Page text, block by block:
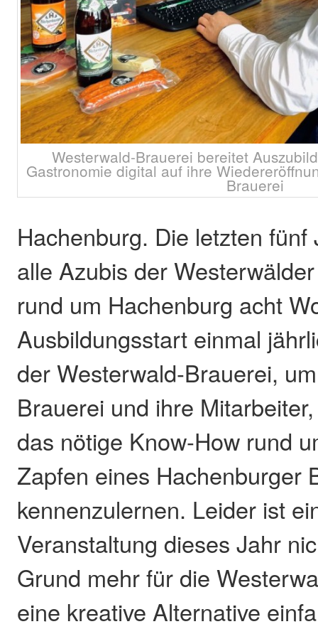
Westerwald-Brauerei bereitet
Gastronomie digital auf ihre
Brauerei
Hachenburg. Die letzten
alle Azubis der
rund um Hachenburg acht
Ausbildungsstart einmal
der Westerwald-Brauerei,
Brauerei und ihre
das nötige Know-How rund
Zapfen eines Hachenburger
kennenzulernen. Leider ist
Veranstaltung dieses Jahr
Grund mehr für die
eine kreative Alternative